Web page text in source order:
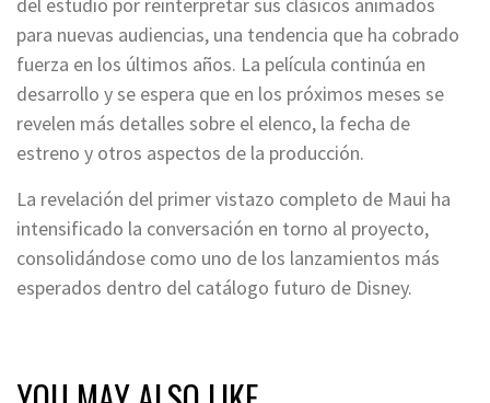
para nuevas audiencias, una tendencia que ha cobrado
fuerza en los últimos años. La película continúa en
desarrollo y se espera que en los próximos meses se
revelen más detalles sobre el elenco, la fecha de
estreno y otros aspectos de la producción.
La revelación del primer vistazo completo de Maui ha
intensificado la conversación en torno al proyecto,
consolidándose como uno de los lanzamientos más
esperados dentro del catálogo futuro de Disney.